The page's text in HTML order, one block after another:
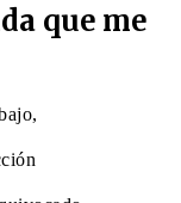
que me